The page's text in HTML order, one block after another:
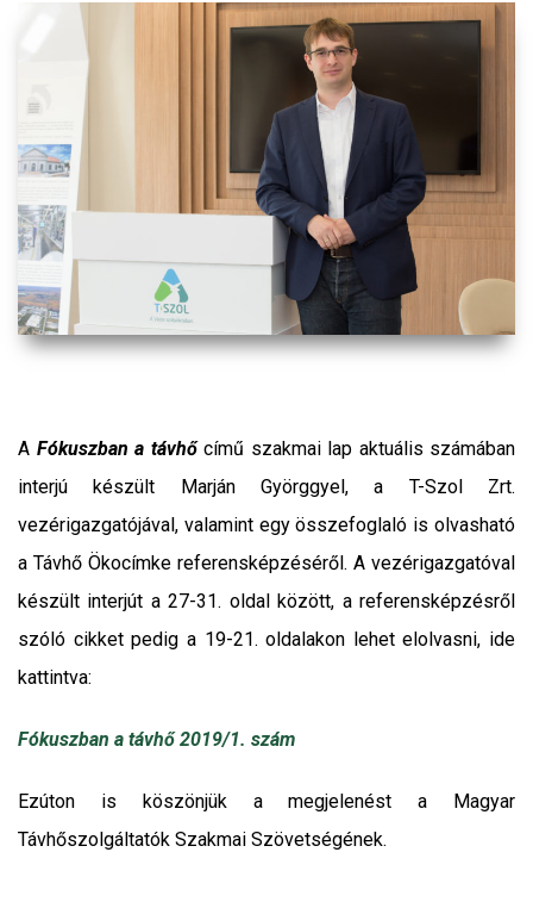
A Fókuszban a távhőcímű szakmai lap aktuális számában
interjú készült Marján Györggyel, a T-Szol Zrt.
vezérigazgatójával, valamint egy összefoglaló is olvasható
a Távhő Ökocímke referensképzéséről. A vezérigazgatóval
készült interjút a 27-31. oldal között, a referensképzésről
szóló cikket pedig a 19-21. oldalakon lehet elolvasni, ide
kattintva:
Fókuszban a távhő 2019/1. szám
Ezúton is köszönjük a megjelenést a Magyar
Távhőszolgáltatók Szakmai Szövetségének.